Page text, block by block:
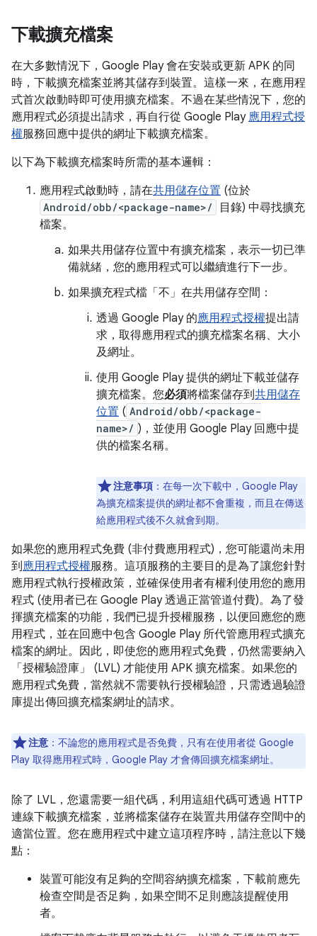
下載擴充檔案
在大多數情況下，Google Play 會在安裝或更新 APK 的同
時，下載擴充檔案並將其儲存到裝置。這樣一來，在應用程
式首次啟動時即可使用擴充檔案。不過在某些情況下，您的
應用程式必須提出請求，再自行從 Google Play 應用程式授
權服務回應中提供的網址下載擴充檔案。
以下為下載擴充檔案時所需的基本邏輯：
應用程式啟動時，請在共用儲存位置 (位於
Android/obb/<package-name>/
目錄) 中尋找擴充
檔案。
如果共用儲存位置中有擴充檔案，表示一切已準
備就緒，您的應用程式可以繼續進行下一步。
如果擴充程式檔「不」 在共用儲存空間：
透過 Google Play 的應用程式授權提出請
求，取得應用程式的擴充檔案名稱、大小
及網址。
使用 Google Play 提供的網址下載並儲存
擴充檔案。您必須將檔案儲存到共用儲存
位置 ( Android/obb/<package-
name>/ )，並使用 Google Play 回應中提
供的檔案名稱。
注意事項 ：在每一次下載中，Google Play
為擴充檔案提供的網址都不會重複，而且在傳送
給應用程式後不久就會到期。
如果您的應用程式免費 (非付費應用程式)，您可能還尚未用
到應用程式授權服務。這項服務的主要目的是為了讓您針對
應用程式執行授權政策，並確保使用者有權利使用您的應用
程式 (使用者已在 Google Play 透過正當管道付費)。為了發
揮擴充檔案的功能，我們已提升授權服務，以便回應您的應
用程式，並在回應中包含 Google Play 所代管應用程式擴充
檔案的網址。因此，即使您的應用程式免費，仍然需要納入
「授權驗證庫」 (LVL) 才能使用 APK 擴充檔案。如果您的
應用程式免費，當然就不需要執行授權驗證，只需透過驗證
庫提出傳回擴充檔案網址的請求。
注意 ：不論您的應用程式是否免費，只有在使用者從 Google
Play 取得應用程式時，Google Play 才會傳回擴充檔案網址。
除了 LVL，您還需要一組代碼，利用這組代碼可透過 HTTP
連線下載擴充檔案，並將檔案儲存在裝置共用儲存空間中的
適當位置。您在應用程式中建立這項程序時，請注意以下幾
點：
裝置可能沒有足夠的空間容納擴充檔案，下載前應先
檢查空間是否足夠，如果空間不足則應該提醒使用
者。